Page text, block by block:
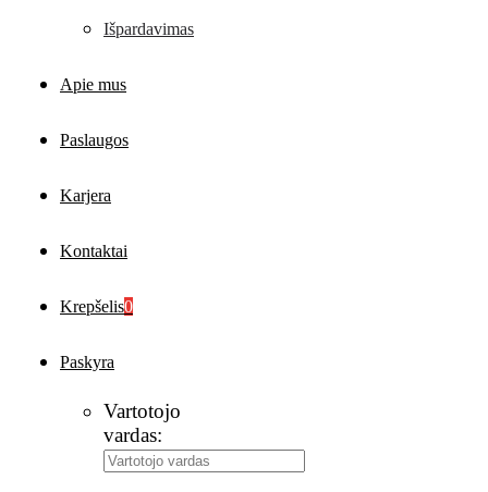
Išpardavimas
Apie mus
Paslaugos
Karjera
Kontaktai
Krepšelis0
Paskyra
Vartotojo
vardas: